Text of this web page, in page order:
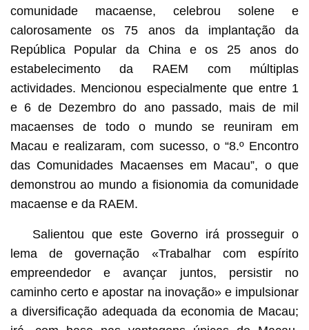
comunidade macaense, celebrou solene e
calorosamente os 75 anos da implantação da
República Popular da China e os 25 anos do
estabelecimento da RAEM com múltiplas
actividades. Mencionou especialmente que entre 1
e 6 de Dezembro do ano passado, mais de mil
macaenses de todo o mundo se reuniram em
Macau e realizaram, com sucesso, o “8.º Encontro
das Comunidades Macaenses em Macau”, o que
demonstrou ao mundo a fisionomia da comunidade
macaense e da RAEM.
Salientou que este Governo irá prosseguir o
lema de governação «Trabalhar com espírito
empreendedor e avançar juntos, persistir no
caminho certo e apostar na inovação» e impulsionar
a diversificação adequada da economia de Macau;